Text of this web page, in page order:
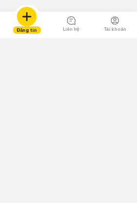
Đăng tin Liên hệ Tài khoản